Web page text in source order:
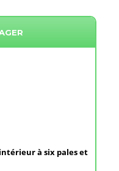
à six pales et